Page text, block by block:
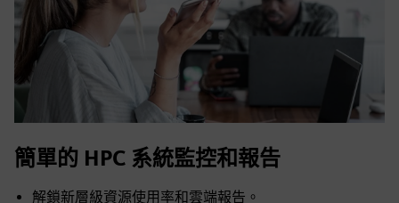
簡單的 HPC 系統監控和報告
解鎖新層級資源使用率和雲端報告。